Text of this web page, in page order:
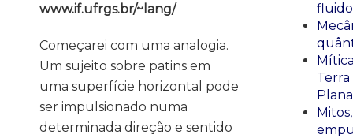
www.if.ufrgs.br/~lang/
Começarei com uma analogia.
Um sujeito sobre patins em
uma superfície horizontal pode
ser impulsionado numa
determinada direção e sentido
Terra
Plana
Mitos,